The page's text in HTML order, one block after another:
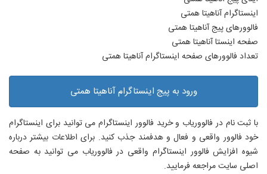
اینستاگرام آناهیتا همتی
فالوورهای پیج آناهیتا همتی
صفحه اینستا آناهیتا همتی
تعداد فالوورهای صفحه اینستاگرام آناهیتا همتی
ورود به پیج اینستاگرام آناهیتا همتی
با ثبت نام در فالووریاب و خرید فالوور اینستاگرام می توانید برای اینستاگرام
خود فالوور واقعی و فعال و هدفمند جذب کنید. برای اطلاعات بیشتر درباره
شیوه افزایش فالوور اینستاگرام واقعی در فالووریاب می توانید به صفحه
اصلی سایت مراجعه فرمایید.